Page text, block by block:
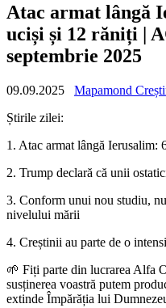
Atac armat lângă
uciși și 12 răniți |
septembrie 2025
09.09.2025 Mapamond
Știrile zilei:
1. Atac armat lângă Ierusalim:
2. Trump declară că unii
3. Conform unui nou studiu,
nivelului mării
4. Creștinii au parte de o
🌱 Fiți parte din lucrarea Alfa
susținerea voastră putem
extinde Împărăția lui